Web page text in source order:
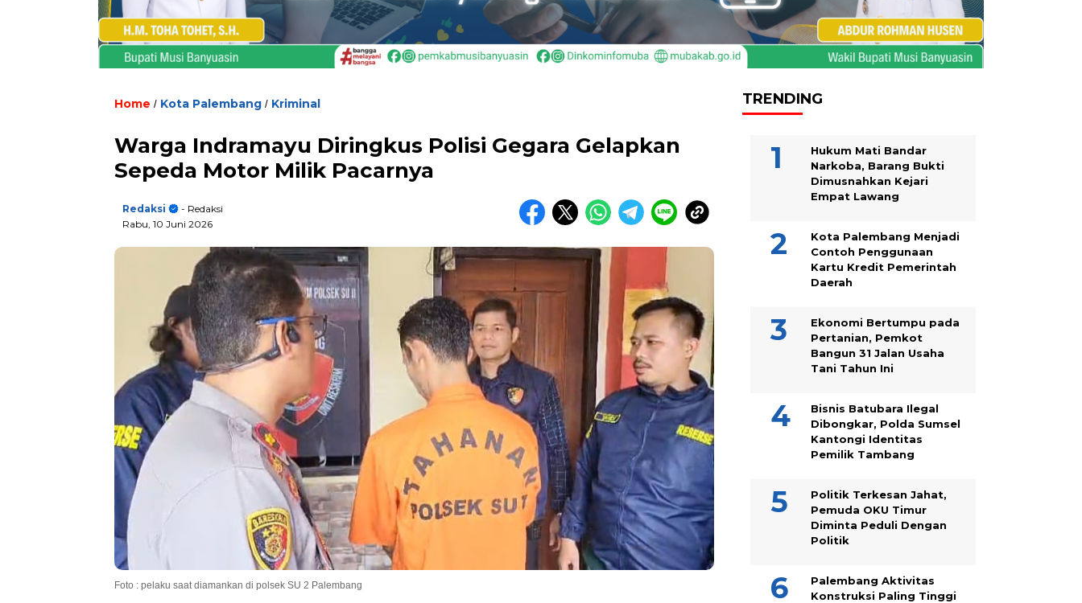
Home / Kota Palembang / Kriminal
Warga Indramayu Diringkus Polisi Gegara Gelapkan
Sepeda Motor Milik Pacarnya
Redaksi
- Redaksi
Rabu, 10 Juni 2026
Foto : pelaku saat diamankan di polsek SU 2 Palembang
TRENDING
Hukum Mati Bandar
Narkoba, Barang Bukti
Dimusnahkan Kejari
Empat Lawang
Kota Palembang Menjadi
Contoh Penggunaan
Kartu Kredit Pemerintah
Daerah
Ekonomi Bertumpu pada
Pertanian, Pemkot
Bangun 31 Jalan Usaha
Tani Tahun Ini
Bisnis Batubara Ilegal
Dibongkar, Polda Sumsel
Kantongi Identitas
Pemilik Tambang
Politik Terkesan Jahat,
Pemuda OKU Timur
Diminta Peduli Dengan
Politik
Palembang Aktivitas
Konstruksi Paling Tinggi